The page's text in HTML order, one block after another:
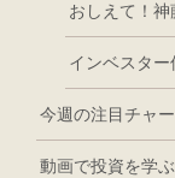
おしえて！神
インベスタ
今週の注目チャー
動画で投資を学ぶ